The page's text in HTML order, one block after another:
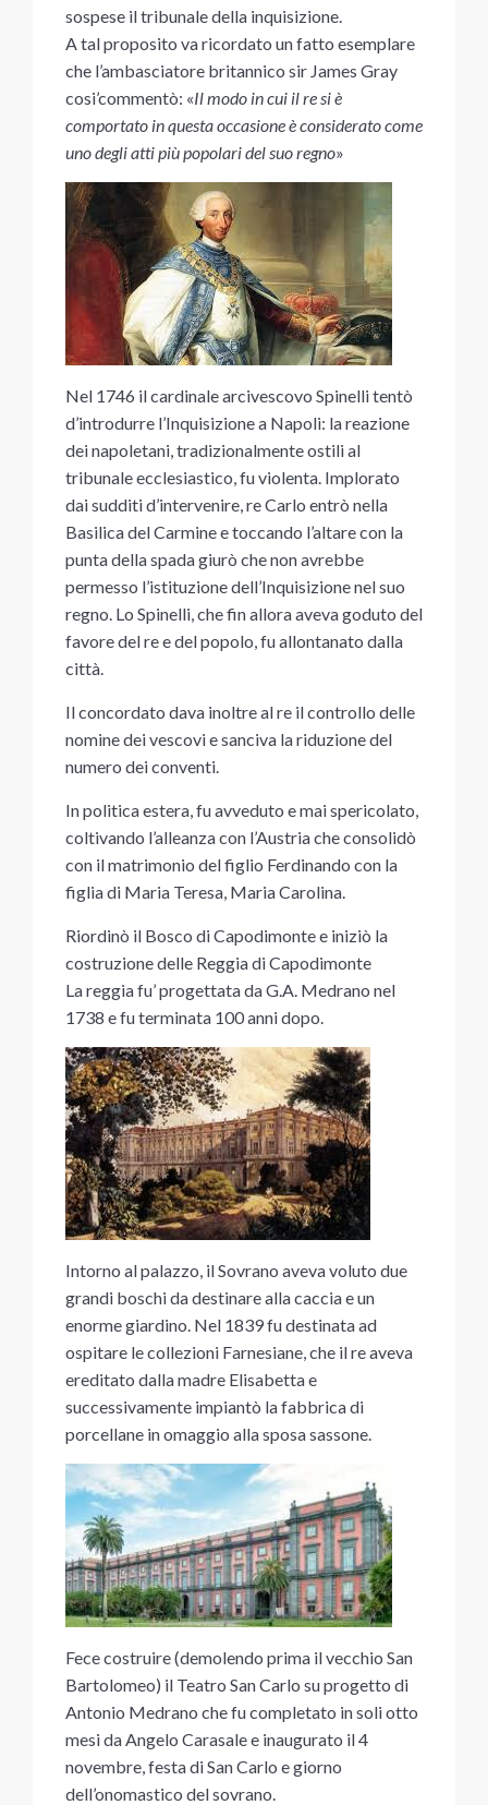
sospese il tribunale della inquisizione.
A tal proposito va ricordato un fatto esemplare
che l’ambasciatore britannico sir James Gray
cosi’commentò: «Il modo in cui il re si è
comportato in questa occasione è considerato come
uno degli atti più popolari del suo regno»
Nel 1746 il cardinale arcivescovo Spinelli tentò
d’introdurre l’Inquisizione a Napoli: la reazione
dei napoletani, tradizionalmente ostili al
tribunale ecclesiastico, fu violenta. Implorato
dai sudditi d’intervenire, re Carlo entrò nella
Basilica del Carmine e toccando l’altare con la
punta della spada giurò che non avrebbe
permesso l’istituzione dell’Inquisizione nel suo
regno. Lo Spinelli, che fin allora aveva goduto del
favore del re e del popolo, fu allontanato dalla
città.
Il concordato dava inoltre al re il controllo delle
nomine dei vescovi e sanciva la riduzione del
numero dei conventi.
In politica estera, fu avveduto e mai spericolato,
coltivando l’alleanza con l’Austria che consolidò
con il matrimonio del figlio Ferdinando con la
figlia di Maria Teresa, Maria Carolina.
Riordinò il Bosco di Capodimonte e iniziò la
costruzione delle Reggia di Capodimonte
La reggia fu’ progettata da G.A. Medrano nel
1738 e fu terminata 100 anni dopo.
Intorno al palazzo, il Sovrano aveva voluto due
grandi boschi da destinare alla caccia e un
enorme giardino. Nel 1839 fu destinata ad
ospitare le collezioni Farnesiane, che il re aveva
ereditato dalla madre Elisabetta e
successivamente impiantò la fabbrica di
porcellane in omaggio alla sposa sassone.
Fece costruire (demolendo prima il vecchio San
Bartolomeo) il Teatro San Carlo su progetto di
Antonio Medrano che fu completato in soli otto
mesi da Angelo Carasale e inaugurato il 4
novembre, festa di San Carlo e giorno
dell’onomastico del sovrano.